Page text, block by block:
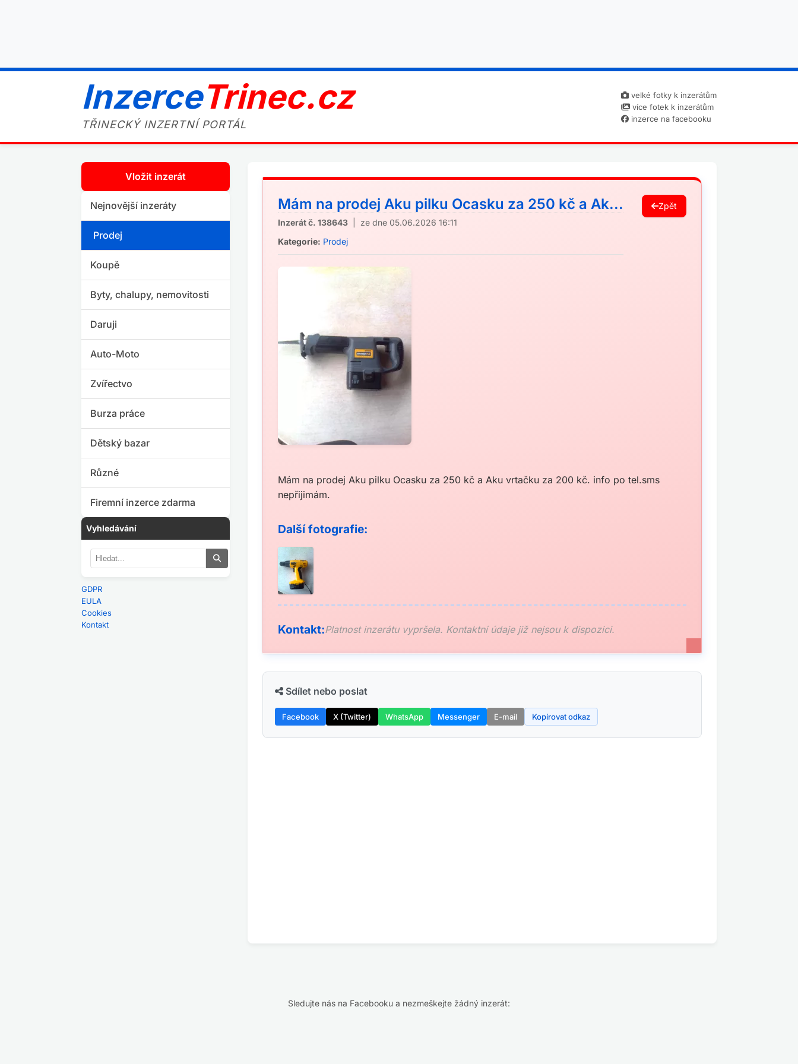
InzerceTrinec.cz
TŘINECKÝ INZERTNÍ PORTÁL
velké fotky k inzerátům
více fotek k inzerátům
inzerce na facebooku
Vložit inzerát
Nejnovější inzeráty
Prodej
Koupě
Byty, chalupy, nemovitosti
Daruji
Auto-Moto
Zvířectvo
Burza práce
Dětský bazar
Různé
Firemní inzerce zdarma
Vyhledávání
GDPR
EULA
Cookies
Kontakt
Mám na prodej Aku pilku Ocasku za 250 kč a Ak...
Inzerát č. 138643 | ze dne 05.06.2026 16:11
Kategorie: Prodej
Zpět
Mám na prodej Aku pilku Ocasku za 250 kč a Aku vrtačku za 200 kč. info po tel.sms
nepřijimám.
Další fotografie:
Kontakt:Platnost inzerátu vypršela. Kontaktní údaje již nejsou k dispozici.
Sdílet nebo poslat
Facebook X (Twitter) WhatsApp Messenger E-mail Kopírovat odkaz
Sledujte nás na Facebooku a nezmeškejte žádný inzerát: